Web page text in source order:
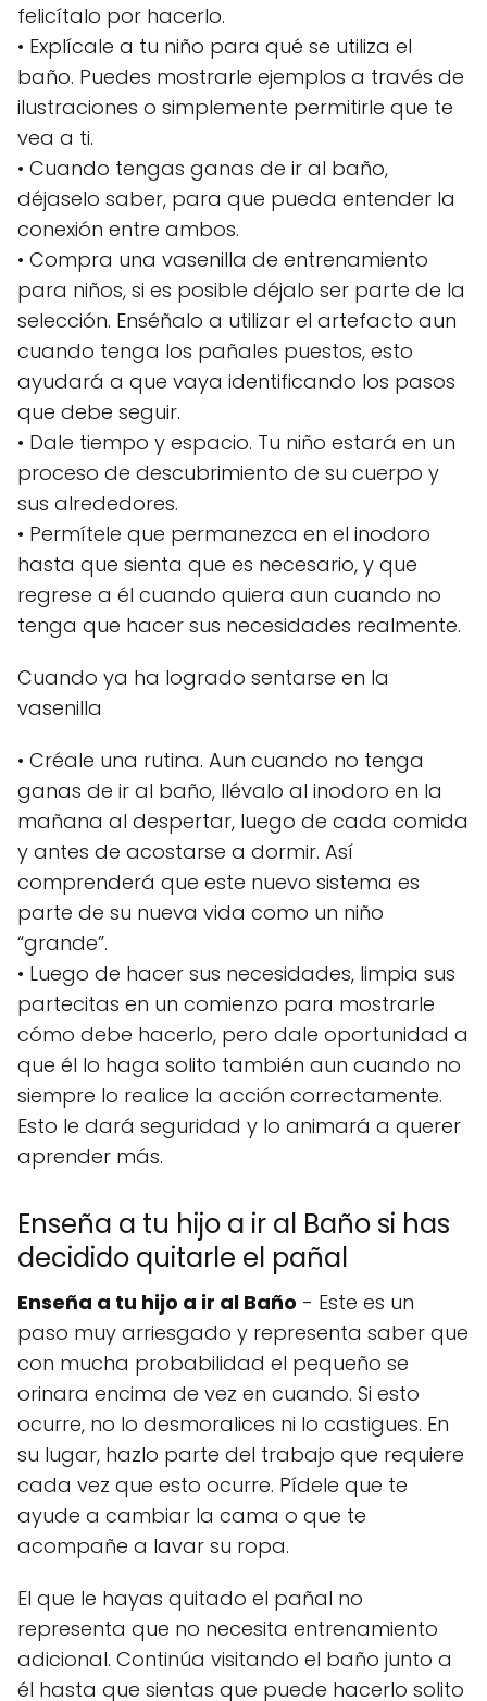
felicítalo por hacerlo.
• Explícale a tu niño para qué se utiliza el
baño. Puedes mostrarle ejemplos a través de
ilustraciones o simplemente permitirle que te
vea a ti.
• Cuando tengas ganas de ir al baño,
déjaselo saber, para que pueda entender la
conexión entre ambos.
• Compra una vasenilla de entrenamiento
para niños, si es posible déjalo ser parte de la
selección. Enséñalo a utilizar el artefacto aun
cuando tenga los pañales puestos, esto
ayudará a que vaya identificando los pasos
que debe seguir.
• Dale tiempo y espacio. Tu niño estará en un
proceso de descubrimiento de su cuerpo y
sus alrededores.
• Permítele que permanezca en el inodoro
hasta que sienta que es necesario, y que
regrese a él cuando quiera aun cuando no
tenga que hacer sus necesidades realmente.
Cuando ya ha logrado sentarse en la
vasenilla
• Créale una rutina. Aun cuando no tenga
ganas de ir al baño, llévalo al inodoro en la
mañana al despertar, luego de cada comida
y antes de acostarse a dormir. Así
comprenderá que este nuevo sistema es
parte de su nueva vida como un niño
“grande”.
• Luego de hacer sus necesidades, limpia sus
partecitas en un comienzo para mostrarle
cómo debe hacerlo, pero dale oportunidad a
que él lo haga solito también aun cuando no
siempre lo realice la acción correctamente.
Esto le dará seguridad y lo animará a querer
aprender más.
Enseña a tu hijo a ir al Baño si has
decidido quitarle el pañal
Enseña a tu hijo a ir al Baño - Este es un
paso muy arriesgado y representa saber que
con mucha probabilidad el pequeño se
orinara encima de vez en cuando. Si esto
ocurre, no lo desmoralices ni lo castigues. En
su lugar, hazlo parte del trabajo que requiere
cada vez que esto ocurre. Pídele que te
ayude a cambiar la cama o que te
acompañe a lavar su ropa.
El que le hayas quitado el pañal no
representa que no necesita entrenamiento
adicional. Continúa visitando el baño junto a
él hasta que sientas que puede hacerlo solito